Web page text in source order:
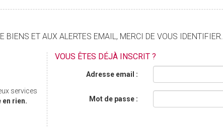
BIENS ET AUX ALERTES EMAIL, MERCI DE VOUS IDENTIFIER.
services
rien.
VOUS ÊTES DÉJÀ INSCRIT ?
Adresse email :
Mot de passe :